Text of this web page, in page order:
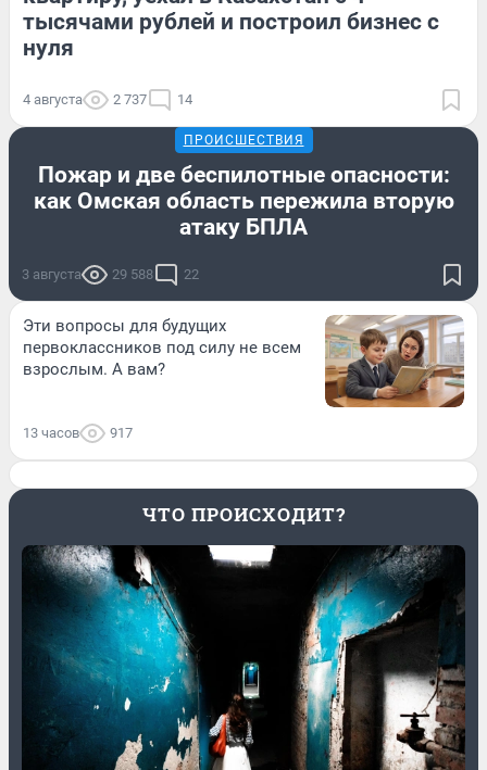
тысячами рублей и построил бизнес с
нуля
4 августа 2 737 14
ПРОИСШЕСТВИЯ
Пожар и две беспилотные опасности:
как Омская область пережила вторую
атаку БПЛА
3 августа 29 588 22
Эти вопросы для будущих
первоклассников под силу не всем
взрослым. А вам?
13 часов 917
ЧТО ПРОИСХОДИТ?